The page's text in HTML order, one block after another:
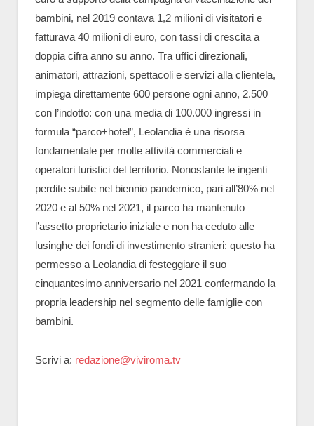
bambini, nel 2019 contava 1,2 milioni di visitatori e
fatturava 40 milioni di euro, con tassi di crescita a
doppia cifra anno su anno. Tra uffici direzionali,
animatori, attrazioni, spettacoli e servizi alla clientela,
impiega direttamente 600 persone ogni anno, 2.500
con l’indotto: con una media di 100.000 ingressi in
formula “parco+hotel”, Leolandia è una risorsa
fondamentale per molte attività commerciali e
operatori turistici del territorio. Nonostante le ingenti
perdite subite nel biennio pandemico, pari all’80% nel
2020 e al 50% nel 2021, il parco ha mantenuto
l’assetto proprietario iniziale e non ha ceduto alle
lusinghe dei fondi di investimento stranieri: questo ha
permesso a Leolandia di festeggiare il suo
cinquantesimo anniversario nel 2021 confermando la
propria leadership nel segmento delle famiglie con
bambini.
Scrivi a: redazione@viviroma.tv